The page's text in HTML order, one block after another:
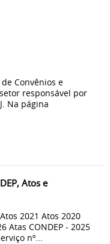
Convênios e
responsável por
Na página
Atos e
2021 Atos 2020
Atas CONDEP - 2025
nº...